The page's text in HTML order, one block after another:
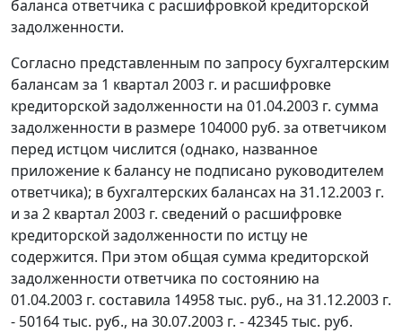
баланса ответчика с расшифровкой кредиторской
задолженности.
Согласно представленным по запросу бухгалтерским
балансам за 1 квартал 2003 г. и расшифровке
кредиторской задолженности на 01.04.2003 г. сумма
задолженности в размере 104000 руб. за ответчиком
перед истцом числится (однако, названное
приложение к балансу не подписано руководителем
ответчика); в бухгалтерских балансах на 31.12.2003 г.
и за 2 квартал 2003 г. сведений о расшифровке
кредиторской задолженности по истцу не
содержится. При этом общая сумма кредиторской
задолженности ответчика по состоянию на
01.04.2003 г. составила 14958 тыс. руб., на 31.12.2003 г.
- 50164 тыс. руб., на 30.07.2003 г. - 42345 тыс. руб.